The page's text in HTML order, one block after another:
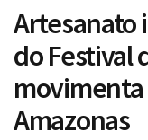
Artesanato
do Festival
movimenta
Amazonas